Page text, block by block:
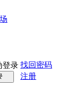
登录 找回密码
注册